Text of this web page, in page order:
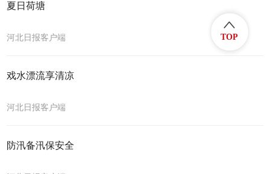
夏日荷塘
河北日报客户端
戏水漂流享清凉
河北日报客户端
防汛备汛保安全
TOP